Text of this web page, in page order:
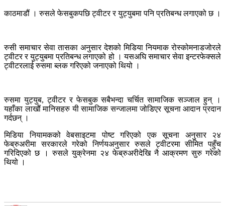
काठमाडौं । रुसले फेसबुकपछि ट्वीटर र युट्युबमा पनि प्रतिबन्ध लगाएको छ ।
रुसी समाचार सेवा तासका अनुसार देशको मिडिया नियमाक रोस्कोमनाडजोरले
ट्वीटर र युट्युबमा प्रतिबन्ध लगाएको हो । यसअघि समाचार सेवा इन्टरफेक्सले
ट्वीटरलाई रुसमा ब्लक गरिएको जनाएको थियो ।
रुसमा युट्युब, ट्वीटर र फेसबुक सबैभन्दा चर्चित सामाजिक सञ्जाल हुन् ।
यहाँका लाखौं मानिसहरु यी सामाजिक सन्जालमा जोडिएर सूचना आदान प्रदान
गर्दछन् ।
मिडिया नियामकको वेबसाइटमा पोष्ट गरिएको एक सूचना अनुसार २४
फेब्रुअरीमा सरकारले गरेको निर्णयअनुसार रुसले ट्वीटरमा सीमित पहुँच
गरिदिएको छ । रुसले युक्रेनमा २४ फेब्रुअरीदेखि नै आक्रमण सुरु गरेको
थियो ।